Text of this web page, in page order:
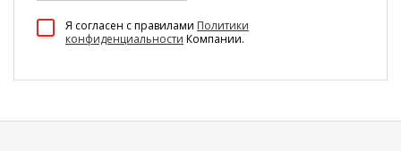
Я согласен c правилами Политики
конфиденциальности Компании.